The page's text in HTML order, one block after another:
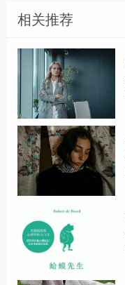
相关推荐